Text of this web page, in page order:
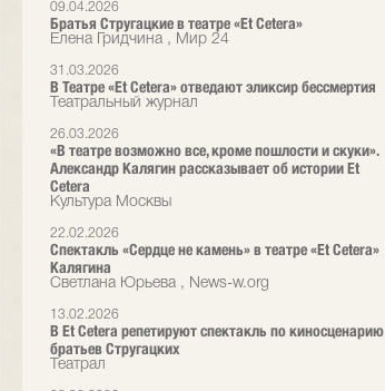
09.04.2026
Братья Стругацкие в театре «Et Cetera»
Елена Гридчина , Мир 24
31.03.2026
В Театре «Et Cetera» отведают эликсир бессмертия
Театральный журнал
26.03.2026
«В театре возможно все, кроме пошлости и скуки».
Александр Калягин рассказывает об истории Et
Cetera
Культура Москвы
22.02.2026
Спектакль «Сердце не камень» в театре «Et Cetera»
Калягина
Светлана Юрьева , News-w.org
13.02.2026
В Et Cetera репетируют спектакль по киносценарию
братьев Стругацких
Театрал